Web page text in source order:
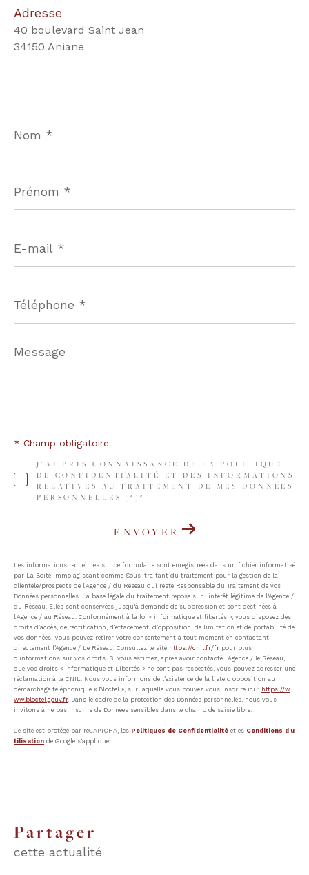
Adresse
40 boulevard Saint Jean
34150 Aniane
*
*
mail
*
*
Message
*
J'AI PRIS CONNAISSANCE DE LA POLITIQUE
DE CONFIDENTIALITÉ ET DES INFORMATIONS
RELATIVES AU TRAITEMENT DE MES DONNÉES
PERSONNELLES (*)*
* Champ obligatoire
ENVOYER
Les informations recueillies sur ce formulaire sont enregistrées dans un fichier informatisé
par La Boite Immo agissant comme Sous-traitant du traitement pour la gestion de la
clientèle/prospects de l'Agence / du Réseau qui reste Responsable du Traitement de vos
Données personnelles. La base légale du traitement repose sur l'intérêt légitime de l'Agence /
du Réseau. Elles sont conservées jusqu'à demande de suppression et sont destinées à
l'Agence / au Réseau. Conformément à la loi « informatique et libertés », vous disposez des
droits d’accès, de rectification, d’effacement, d’opposition, de limitation et de portabilité de
vos données. Vous pouvez retirer votre consentement à tout moment en contactant
directement l’Agence / Le Réseau. Consultez le site https://cnil.fr/fr pour plus
d’informations sur vos droits. Si vous estimez, après avoir contacté l'Agence / le Réseau,
que vos droits « Informatique et Libertés » ne sont pas respectés, vous pouvez adresser une
réclamation à la CNIL. Nous vous informons de l’existence de la liste d'opposition au
démarchage téléphonique « Bloctel », sur laquelle vous pouvez vous inscrire ici : https://w
ww.bloctel.gouv.fr. Dans le cadre de la protection des Données personnelles, nous vous
invitons à ne pas inscrire de Données sensibles dans le champ de saisie libre.
Ce site est protégé par reCAPTCHA, les Politiques de Confidentialité et es Conditions d'u
tilisation de Google s'appliquent.
partager
cette actualité